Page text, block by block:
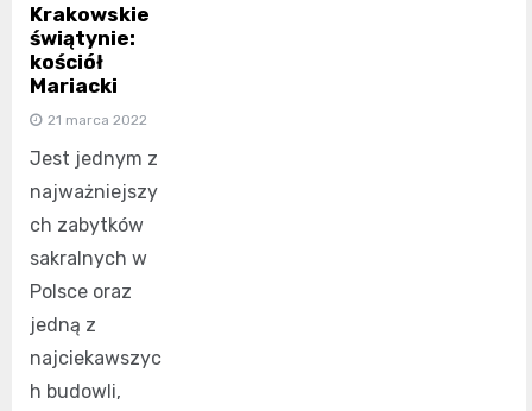
Krakowskie
świątynie:
kościół
Mariacki
21 marca 2022
Jest jednym z
najważniejszy
ch zabytków
sakralnych w
Polsce oraz
jedną z
najciekawszyc
h budowli,